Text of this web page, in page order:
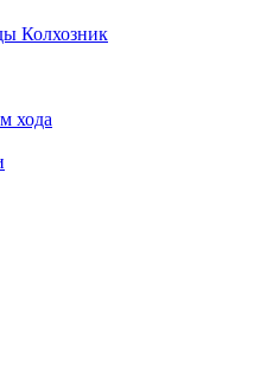
Колхозник
хода